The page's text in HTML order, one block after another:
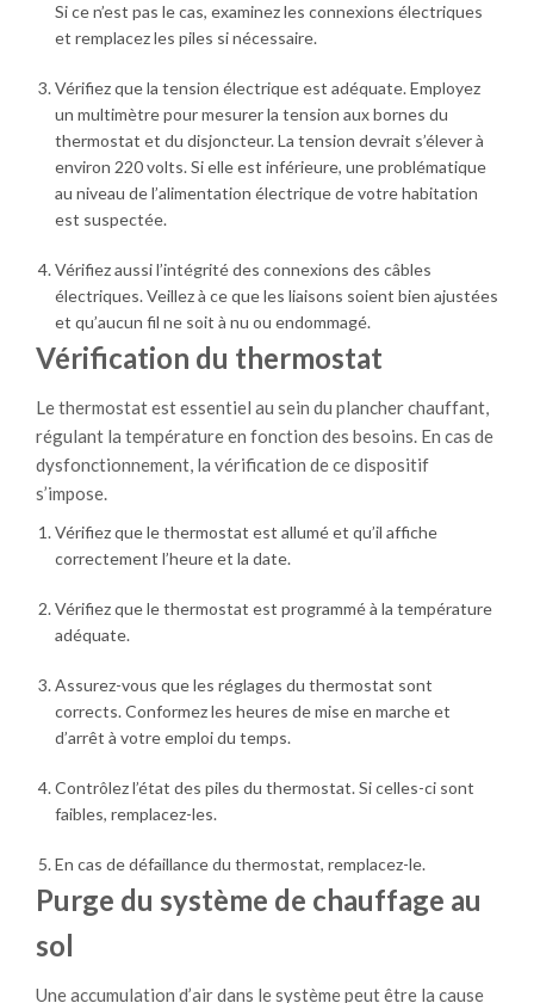
Si ce n’est pas le cas, examinez les connexions électriques
et remplacez les piles si nécessaire.
Vérifiez que la tension électrique est adéquate. Employez
un multimètre pour mesurer la tension aux bornes du
thermostat et du disjoncteur. La tension devrait s’élever à
environ 220 volts. Si elle est inférieure, une problématique
au niveau de l’alimentation électrique de votre habitation
est suspectée.
Vérifiez aussi l’intégrité des connexions des câbles
électriques. Veillez à ce que les liaisons soient bien ajustées
et qu’aucun fil ne soit à nu ou endommagé.
Vérification du thermostat
Le thermostat est essentiel au sein du plancher chauffant,
régulant la température en fonction des besoins. En cas de
dysfonctionnement, la vérification de ce dispositif
s’impose.
Vérifiez que le thermostat est allumé et qu’il affiche
correctement l’heure et la date.
Vérifiez que le thermostat est programmé à la température
adéquate.
Assurez-vous que les réglages du thermostat sont
corrects. Conformez les heures de mise en marche et
d’arrêt à votre emploi du temps.
Contrôlez l’état des piles du thermostat. Si celles-ci sont
faibles, remplacez-les.
En cas de défaillance du thermostat, remplacez-le.
Purge du système de chauffage au
sol
Une accumulation d’air dans le système peut être la cause